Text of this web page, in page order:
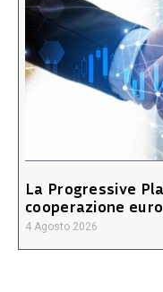
La Progressive
cooperazione
4 Agosto 2026